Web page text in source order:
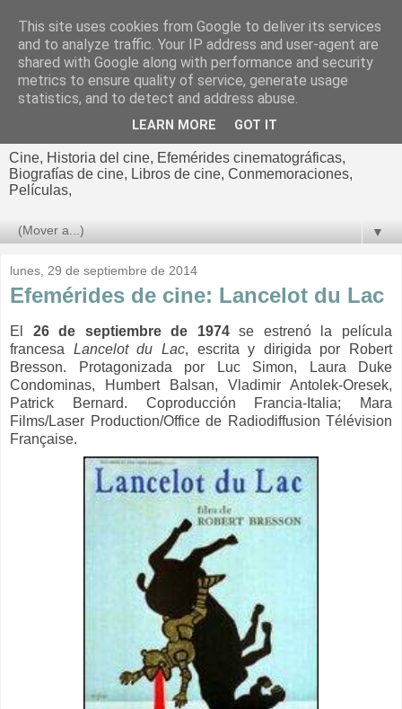
El cultural
cinematográfico de Jorge
Cine, Historia del cine, Efemérides cinematográficas,
Biografías de cine, Libros de cine, Conmemoraciones,
Películas,
▼
lunes, 29 de septiembre de 2014
Efemérides de cine: Lancelot du Lac
El 26 de septiembre de 1974se estrenó la película
francesa Lancelot du Lac, escrita y dirigida por Robert
Bresson. Protagonizada por Luc Simon, Laura Duke
Condominas, Humbert Balsan, Vladimir Antolek-Oresek,
Patrick Bernard. Coproducción Francia-Italia; Mara
Films/Laser Production/Office de Radiodiffusion Télévision
Française.
This site uses cookies from Google to deliver its services
and to analyze traffic. Your IP address and user-agent are
shared with Google along with performance and security
metrics to ensure quality of service, generate usage
statistics, and to detect and address abuse.
LEARN MORE GOT IT